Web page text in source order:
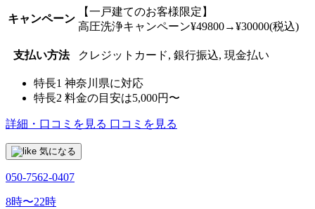
キャンペーン
【一戸建てのお客様限定】
高圧洗浄キャンペーン¥49800→¥30000(税込)
支払い方法 クレジットカード, 銀行振込, 現金払い
特長1 神奈川県に対応
特長2 料金の目安は5,000円〜
詳細・口コミを見る 口コミを見る
気になる
050-7562-0407
8時〜22時